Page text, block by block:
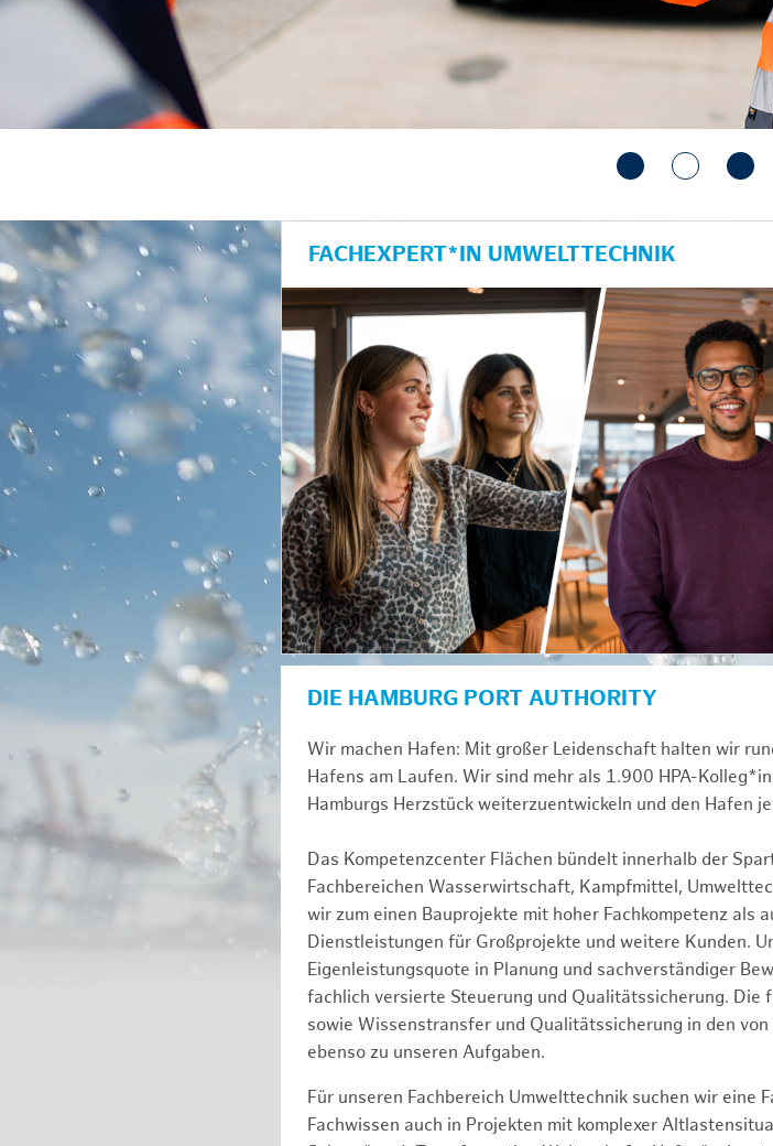
FACHEXPERT*IN UMWELTTECHNIK
DIE HAMBURG PORT AUTHORITY
Wir machen Hafen: Mit großer Leidenschaft halten wir
Hafens am Laufen. Wir sind mehr als 1.900 HPA-
Hamburgs Herzstück weiterzuentwickeln und den Hafen
Das Kompetenzcenter Flächen bündelt innerhalb der
Fachbereichen Wasserwirtschaft, Kampfmittel,
wir zum einen Bauprojekte mit hoher Fachkompetenz als
Dienstleistungen für Großprojekte und weitere Kunden.
Eigenleistungsquote in Planung und sachverständiger
fachlich versierte Steuerung und Qualitätssicherung. Die
sowie Wissenstransfer und Qualitätssicherung in den
ebenso zu unseren Aufgaben.
Für unseren Fachbereich Umwelttechnik suchen wir eine
Fachwissen auch in Projekten mit komplexer